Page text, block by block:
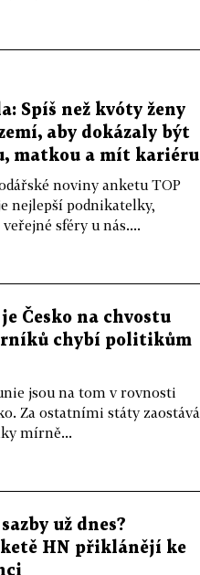
Spíš než kvóty ženy
aby dokázaly být
matkou a mít kariéru
noviny anketu TOP
nejlepší podnikatelky,
sféry u nás....
Česko na chvostu
chybí politikům
jsou na tom v rovnosti
Za ostatními státy zaostává
mírně...
už dnes?
HN přiklánějí ke